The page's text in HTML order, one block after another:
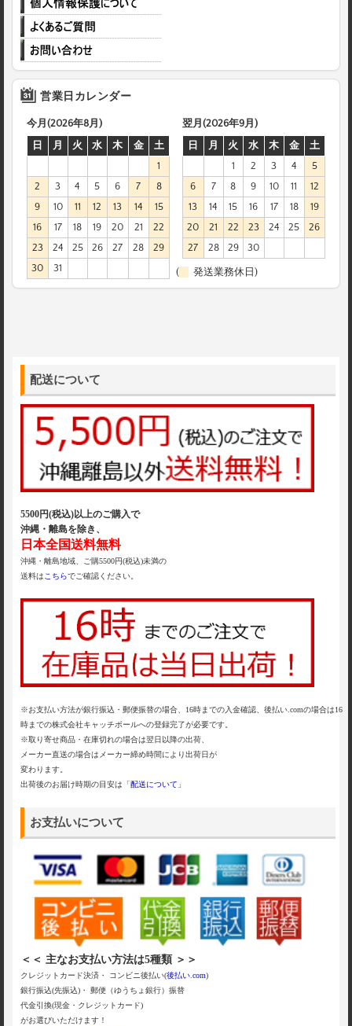
営業日カレンダー
今月(2026年8月)
日
月 火 水 木 金
土
1
2
3 4 5 6 7
8
9
10 11 12 13 14
15
16
17 18 19 20 21
22
23
24 25 26 27 28
29
30
31
翌月(2026年9月)
日
月 火 水 木 金
土
1
2 3 4
5
6
7 8 9 10 11
12
13
14 15 16 17 18
19
20
21 22 23 24 25
26
27
28 29 30
( 発送業務休日)
配送について
5500円(税込)以上のご購入で
沖縄・離島を除き、
日本全国送料無料
沖縄・離島地域、ご購5500円(税込)未満の
送料はこちらでご確認ください。
※お支払い方法が銀行振込・郵便振替の場合、16時までの入金確認、後払い.comの場合は16
時までの株式会社キャッチボールへの登録完了が必要です。
※取り寄せ商品・在庫切れの場合は翌日以降の出荷、
メーカー直送の場合はメーカー締め時間により出荷日が
変わります。
出荷後のお届け時期の目安は「配送について 」
お支払いについて
＜＜ 主なお支払い方法は5種類 ＞＞
クレジットカード決済・ コンビニ後払い(後払い.com)
銀行振込(先振込)・ 郵便（ゆうちょ銀行）振替
代金引換(現金・クレジットカード)
がお選びいただけます！